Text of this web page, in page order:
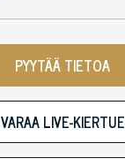
PYYTÄÄ TIETOA
VARAA LIVE-KIERTUE